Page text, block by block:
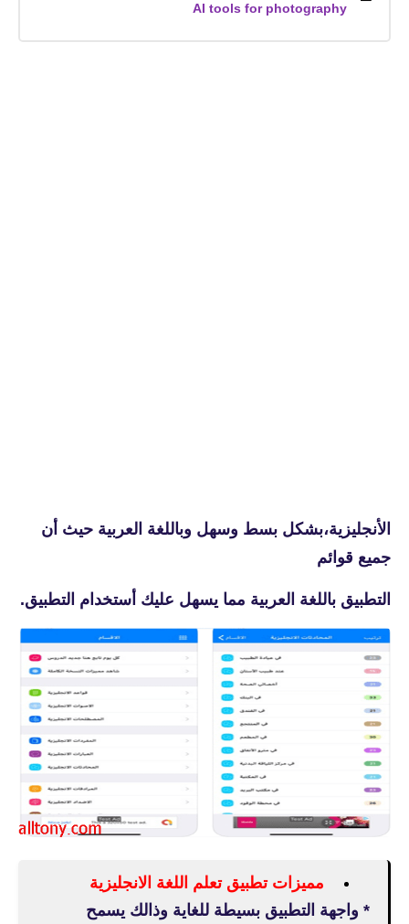
AI tools for photography
الأنجليزية،بشكل بسط وسهل وباللغة العربية حيث أن
جميع قوائم
التطبيق باللغة العربية مما يسهل عليك أستخدام التطبيق.
مميزات تطبيقتعلم اللغة الانجليزية
* واجهة التطبيق بسيطة للغاية وذالك يسمح